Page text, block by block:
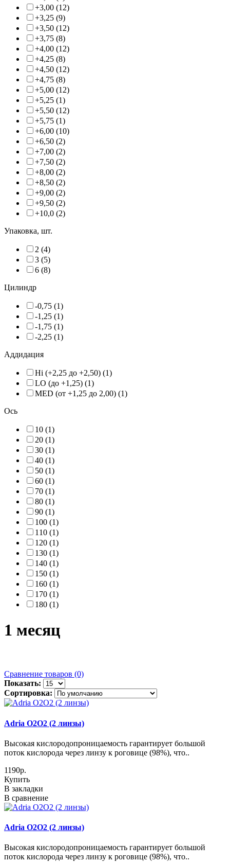
+3,00 (12)
+3,25 (9)
+3,50 (12)
+3,75 (8)
+4,00 (12)
+4,25 (8)
+4,50 (12)
+4,75 (8)
+5,00 (12)
+5,25 (1)
+5,50 (12)
+5,75 (1)
+6,00 (10)
+6,50 (2)
+7,00 (2)
+7,50 (2)
+8,00 (2)
+8,50 (2)
+9,00 (2)
+9,50 (2)
+10,0 (2)
Упаковка, шт.
2 (4)
3 (5)
6 (8)
Цилиндр
-0,75 (1)
-1,25 (1)
-1,75 (1)
-2,25 (1)
Аддидация
Hi (+2,25 до +2,50) (1)
LO (до +1,25) (1)
MED (от +1,25 до 2,00) (1)
Ось
10 (1)
20 (1)
30 (1)
40 (1)
50 (1)
60 (1)
70 (1)
80 (1)
90 (1)
100 (1)
110 (1)
120 (1)
130 (1)
140 (1)
150 (1)
160 (1)
170 (1)
180 (1)
1 месяц
Сравнение товаров (0)
Показать:
Сортировка:
Adria O2O2 (2 линзы)
Высокая кислородопроницаемость гарантирует большой
поток кислорода через линзу к роговице (98%), что..
1190р.
Купить
В закладки
В сравнение
Adria O2O2 (2 линзы)
Высокая кислородопроницаемость гарантирует большой
поток кислорода через линзу к роговице (98%), что..